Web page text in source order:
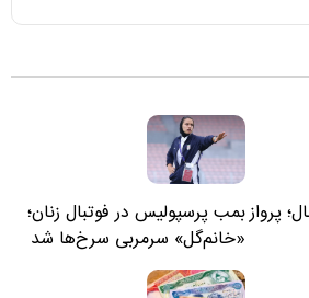
پروازبمب پرسپولیس در فوتبال زنان؛
«خانم‌گل» سرمربی سرخ‌ها شد